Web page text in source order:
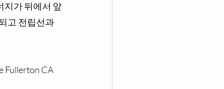
지가 뒤에서 앞
고 전립선과
Fullerton CA